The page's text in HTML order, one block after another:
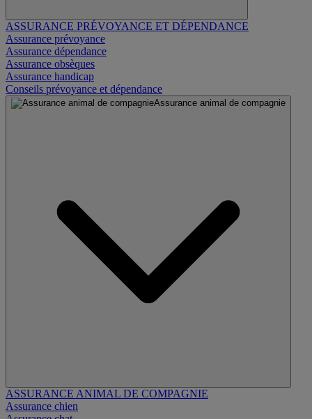
ASSURANCE PRÉVOYANCE ET DÉPENDANCE
Assurance prévoyance
Assurance dépendance
Assurance obsèques
Assurance handicap
Conseils prévoyance et dépendance
Assurance animal de compagnie
ASSURANCE ANIMAL DE COMPAGNIE
Assurance chien